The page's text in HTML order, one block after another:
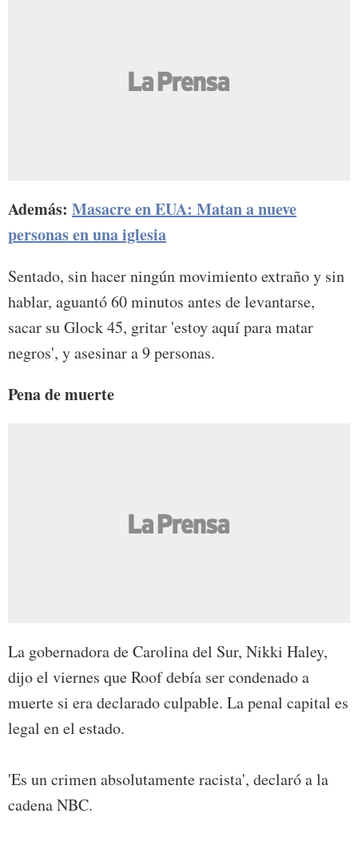
Además: Masacre en EUA: Matan a nueve
personas en una iglesia
Sentado, sin hacer ningún movimiento extraño y sin
hablar, aguantó 60 minutos antes de levantarse,
sacar su Glock 45, gritar 'estoy aquí para matar
negros', y asesinar a 9 personas.
Pena de muerte
La gobernadora de Carolina del Sur, Nikki Haley,
dijo el viernes que Roof debía ser condenado a
muerte si era declarado culpable. La penal capital es
legal en el estado.
'Es un crimen absolutamente racista', declaró a la
cadena NBC.